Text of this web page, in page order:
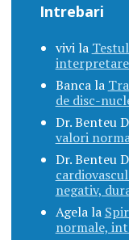
Intrebari
vivila
Bancala
de disc-
Dr. Benteu
valori
Dr. Benteu
negativ,
Agelala
normale,